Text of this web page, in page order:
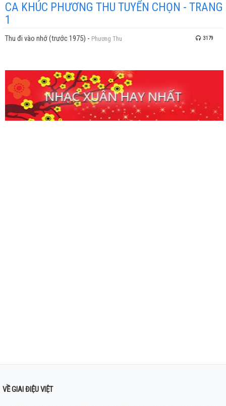
CA KHÚC PHƯƠNG THU TUYỂN CHỌN - TRANG
1
Thu đi vào nhớ (trước 1975) - Phương Thu 3179
VỀ GIAI ĐIỆU VIỆT